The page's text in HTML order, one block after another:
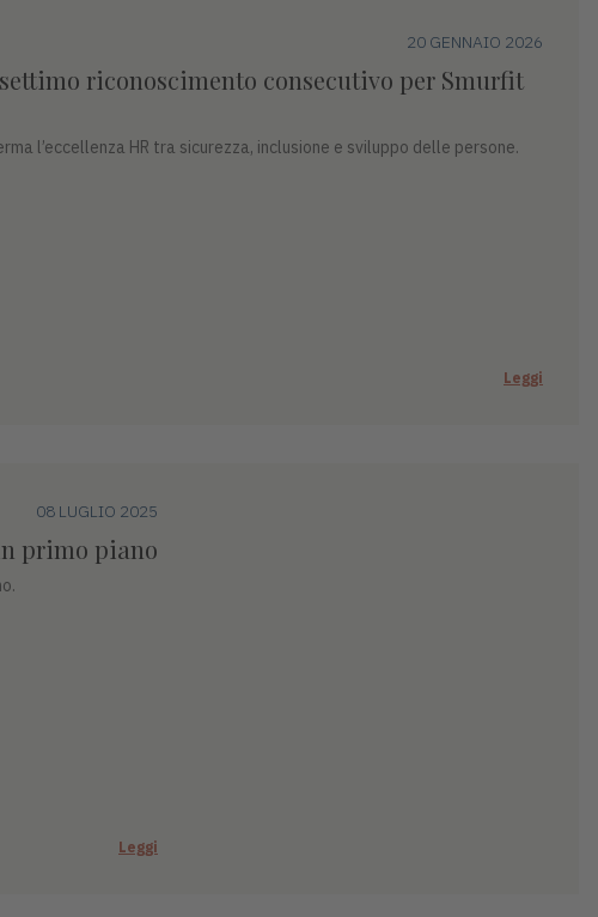
20 GENNAIO 2026
riconoscimento consecutivo per Smurfit
l’eccellenza HR tra sicurezza, inclusione e sviluppo delle persone.
Leggi
08 LUGLIO 2025
primo piano
Leggi